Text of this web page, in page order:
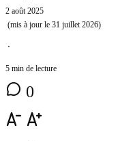
2 août 2025
(mis à jour le 31 juillet 2026)
⋅
5 min de lecture
0